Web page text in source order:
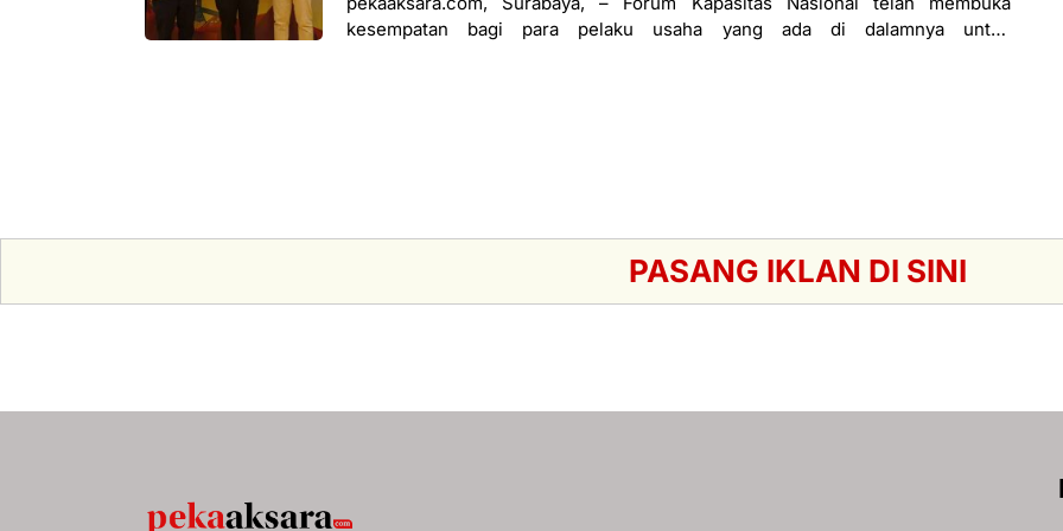
kesempatan bagi para pelaku usaha yang ada di dalamnya untuk
PASANG IKLAN DI SINI